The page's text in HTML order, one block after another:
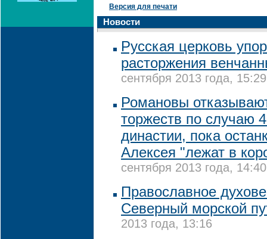
Версия для печати
Новости
Русская церковь
расторжения
сентября 2013 года, 15:29
Романовы
торжеств по случаю
династии, пока
Алексея "лежат в
сентября 2013 года, 14:40
Православное
Северный морской
2013 года, 13:16